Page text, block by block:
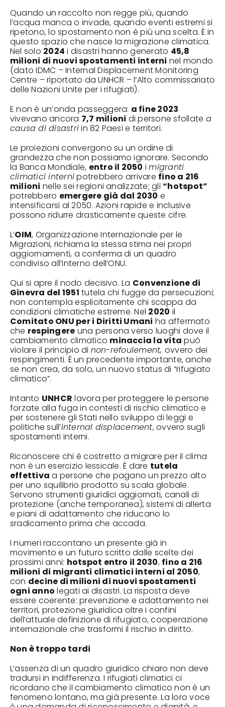
Quando un raccolto non regge più, quando
l’acqua manca o invade, quando eventi estremi si
ripetono, lo spostamento non è più una scelta. È in
questo spazio che nasce la migrazione climatica.
Nel solo 2024 i disastri hanno generato 45,8
milioni di nuovi spostamenti interni nel mondo
(dato IDMC – Internal Displacement Monitoring
Centre – riportato da UNHCR –l’Alto commissariato
delle Nazioni Unite per i rifugiati).
E non è un’onda passeggera: a fine 2023
vivevano ancora 7,7 milioni di persone sfollate a
causa di disastriin 82 Paesi e territori.
Le proiezioni convergono su un ordine di
grandezza che non possiamo ignorare. Secondo
la Banca Mondiale, entro il 2050 imigranti
climatici internipotrebbero arrivare fino a 216
milioni nelle sei regioni analizzate; gli“hotspot”
potrebbero emergere già dal 2030 e
intensificarsi al 2050. Azioni rapide e inclusive
possono ridurre drasticamente queste cifre.
L’OIM, Organizzazione Internazionale per le
Migrazioni, richiama la stessa stima nei propri
aggiornamenti, a conferma di un quadro
condiviso all’interno dell’ONU.
Qui si apre il nodo decisivo. La Convenzione di
Ginevra del 1951 tutela chi fugge da persecuzioni;
non contempla esplicitamente chi scappa da
condizioni climatiche estreme. Nel 2020 il
Comitato ONU per i Diritti Umani ha affermato
che respingere una persona verso luoghi dove il
cambiamento climatico minaccia la vita può
violare il principio di non-refoulement, ovvero dei
respingimenti. È un precedente importante, anche
se non crea, da solo, un nuovo status di “rifugiato
climatico”.
Intanto UNHCR lavora per proteggere le persone
forzate alla fuga in contesti di rischio climatico e
per sostenere gli Stati nello sviluppo di leggi e
politiche sull’internal displacement, ovvero sugli
spostamenti interni.
Riconoscere chi è costretto a migrare per il clima
non è un esercizio lessicale. È dare tutela
effettiva a persone che pagano un prezzo alto
per uno squilibrio prodotto su scala globale.
Servono strumenti giuridici aggiornati, canali di
protezione (anche temporanea), sistemi di allerta
e piani di adattamento che riducano lo
sradicamento prima che accada.
I numeri raccontano un presente già in
movimento e un futuro scritto dalle scelte dei
prossimi anni: hotspot entro il 2030, fino a 216
milioni di migranti climatici interni al 2050,
con decine di milioni di nuovi spostamenti
ogni anno legati ai disastri. La risposta deve
essere coerente: prevenzione e adattamento nei
territori, protezione giuridica oltre i confini
dell’attuale definizione di rifugiato, cooperazione
internazionale che trasformi il rischio in diritto.
Non è troppo tardi
L’assenza di un quadro giuridico chiaro non deve
tradursi in indifferenza. I rifugiati climatici ci
ricordano che il cambiamento climatico non è un
fenomeno lontano, ma già presente. La loro voce